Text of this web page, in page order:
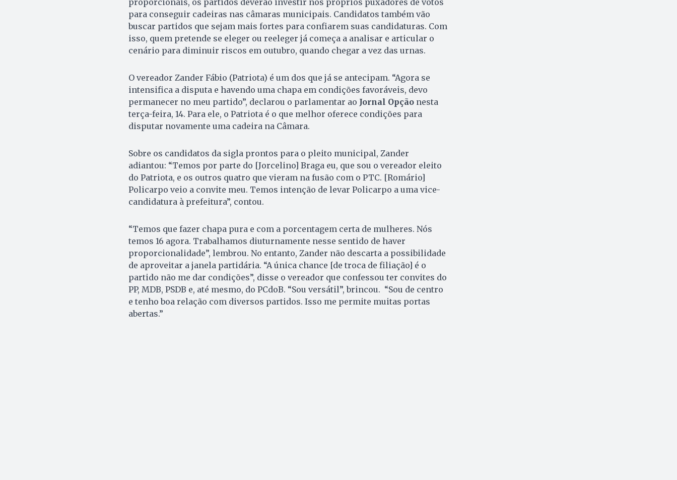
para conseguir cadeiras nas câmaras municipais. Candidatos também vão
buscar partidos que sejam mais fortes para confiarem suas candidaturas. Com
isso, quem pretende se eleger ou reeleger já começa a analisar e articular o
cenário para diminuir riscos em outubro, quando chegar a vez das urnas.
O vereador Zander Fábio (Patriota) é um dos que já se antecipam. “Agora se
intensifica a disputa e havendo uma chapa em condições favoráveis, devo
permanecer no meu partido”, declarou o parlamentar ao Jornal Opçãonesta
terça-feira, 14. Para ele, o Patriota é o que melhor oferece condições para
disputar novamente uma cadeira na Câmara.
Sobre os candidatos da sigla prontos para o pleito municipal, Zander
adiantou: “Temos por parte do [Jorcelino] Braga eu, que sou o vereador eleito
do Patriota, e os outros quatro que vieram na fusão com o PTC. [Romário]
Policarpo veio a convite meu. Temos intenção de levar Policarpo a uma vice-
candidatura à prefeitura”, contou.
“Temos que fazer chapa pura e com a porcentagem certa de mulheres. Nós
temos 16 agora. Trabalhamos diuturnamente nesse sentido de haver
proporcionalidade”, lembrou. No entanto, Zander não descarta a possibilidade
de aproveitar a janela partidária. “A única chance [de troca de filiação] é o
partido não me dar condições”, disse o vereador que confessou ter convites do
PP, MDB, PSDB e, até mesmo, do PCdoB. “Sou versátil”, brincou. “Sou de centro
e tenho boa relação com diversos partidos. Isso me permite muitas portas
abertas.”